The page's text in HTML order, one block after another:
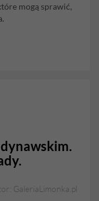
mogą sprawić,
GaleriaLimonka.pl